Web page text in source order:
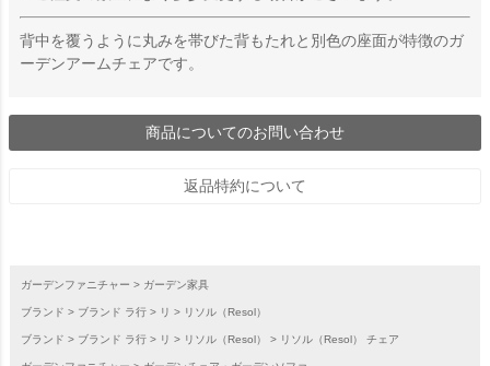
背中を覆うように丸みを帯びた背もたれと別色の座面が特徴のガ
ーデンアームチェアです。
商品についてのお問い合わせ
返品特約について
ガーデンファニチャー ガーデン家具
ブランド ブランド ラ行 リ リソル（Resol）
ブランド ブランド ラ行 リ リソル（Resol） リソル（Resol） チェア